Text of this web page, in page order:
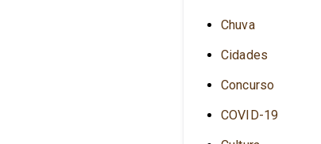
Chuva
Cidades
Concurso
COVID-19